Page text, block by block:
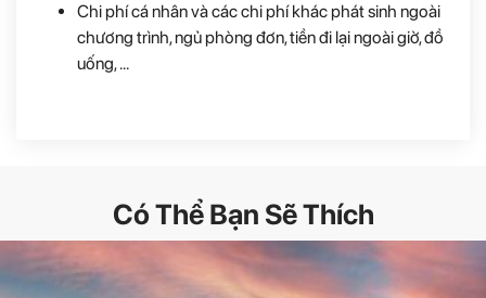
Chi phí cá nhân và các chi phí khác phát sinh ngoài
chương trình, ngủ phòng đơn, tiền đi lại ngoài giờ, đồ
uống, ...
Có Thể Bạn Sẽ Thích